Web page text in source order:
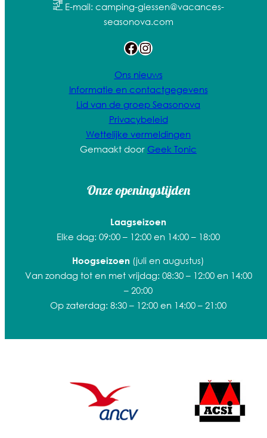
E-mail: camping-giessen@vacances-
seasonova.com
Facebook Instagram
Ons nieuws
Informatie en contactgegevens
Lid van de groep Seasonova
Privacybeleid
Wettelijke vermeldingen
Gemaakt door Geek Tonic
Onze openingstijden
Laagseizoen
Elke dag: 09:00 – 12:00 en 14:00 – 18:00
Hoogseizoen (juli en augustus)
Van zondag tot en met vrijdag: 08:30 – 12:00 en 14:00
– 20:00
Op zaterdag: 8:30 – 12:00 en 14:00 – 21:00